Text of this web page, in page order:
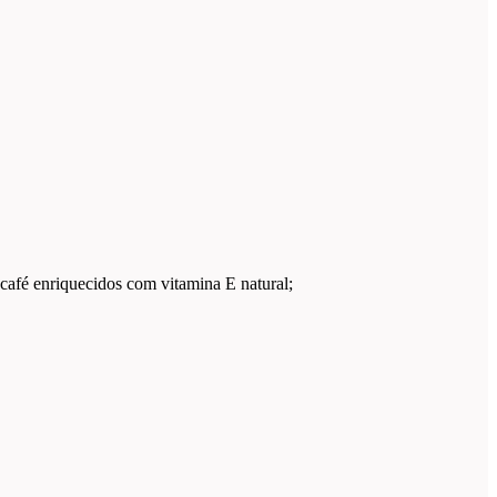
enriquecidos com vitamina E natural;